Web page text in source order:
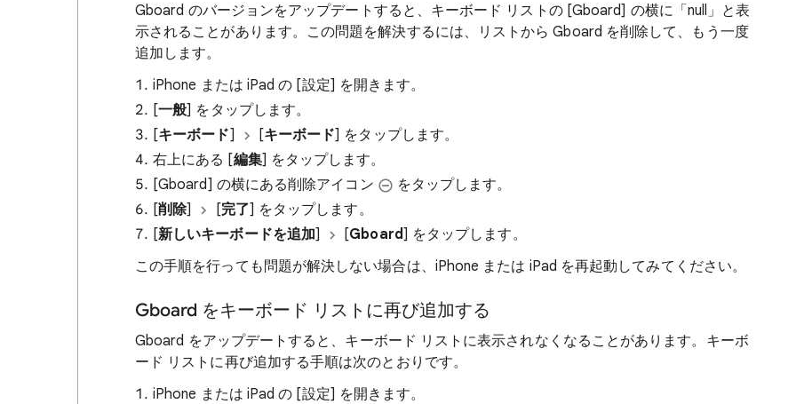
Gboard のバージョンをアップデートすると、キーボード リストの [Gboard] の横に「null」と表
示されることがあります。この問題を解決するには、リストから Gboard を削除して、もう一度
追加します。
iPhone または iPad の [設定] を開きます。
[一般] をタップします。
[キーボード] [キーボード] をタップします。
右上にある [編集] をタップします。
[Gboard] の横にある削除アイコン
をタップします。
[削除] [完了] をタップします。
[新しいキーボードを追加] [Gboard] をタップします。
この手順を行っても問題が解決しない場合は、iPhone または iPad を再起動してみてください。
Gboard をキーボード リストに再び追加する
Gboard をアップデートすると、キーボード リストに表示されなくなることがあります。キーボ
ード リストに再び追加する手順は次のとおりです。
iPhone または iPad の [設定] を開きます。